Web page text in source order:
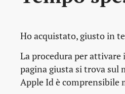
Ho acquistato, giusto in
La procedura per
pagina giusta si trova sul
Apple Id è comprensibile